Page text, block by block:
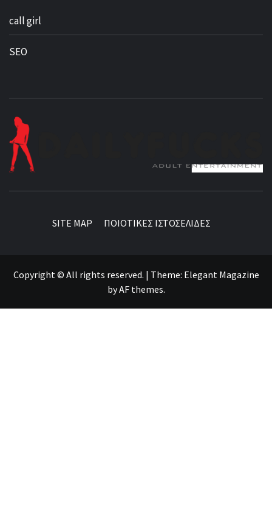
call girl
SEO
SITE MAP ΠΟΙΟΤΙΚΕΣ ΙΣΤΟΣΕΛΙΔΕΣ
Copyright © All rights reserved. | Theme: Elegant Magazine
byAF themes.